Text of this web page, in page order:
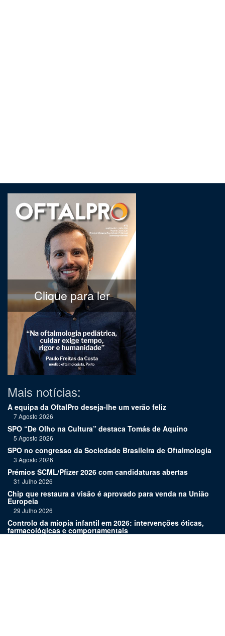
Clique para ler
Mais notícias:
A equipa da OftalPro deseja-lhe um verão feliz
7 Agosto 2026
SPO “De Olho na Cultura” destaca Tomás de Aquino
5 Agosto 2026
SPO no congresso da Sociedade Brasileira de Oftalmologia
3 Agosto 2026
Prémios SCML/Pfizer 2026 com candidaturas abertas
31 Julho 2026
Chip que restaura a visão é aprovado para venda na União
Europeia
29 Julho 2026
Controlo da miopia infantil em 2026: intervenções óticas,
farmacológicas e comportamentais